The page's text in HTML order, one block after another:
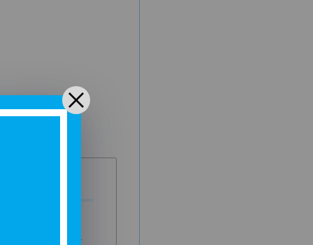
で提供するオ